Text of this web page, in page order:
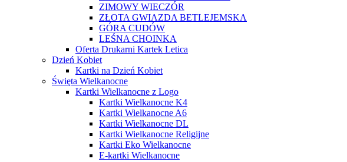
ZIMOWY WIECZÓR
ZŁOTA GWIAZDA BETLEJEMSKA
GÓRA CUDÓW
LEŚNA CHOINKA
Oferta Drukarni Kartek Letica
Dzień Kobiet
Kartki na Dzień Kobiet
Święta Wielkanocne
Kartki Wielkanocne z Logo
Kartki Wielkanocne K4
Kartki Wielkanocne A6
Kartki Wielkanocne DL
Kartki Wielkanocne Religijne
Kartki Eko Wielkanocne
E-kartki Wielkanocne